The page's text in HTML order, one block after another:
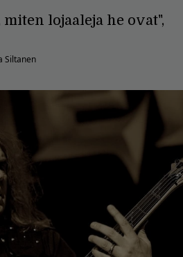
lojaaleja he ovat",
Siltanen